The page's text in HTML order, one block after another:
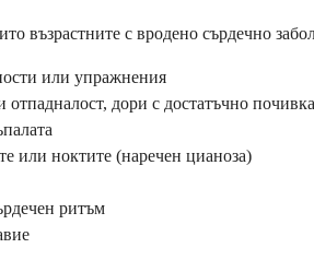
възрастните с вродено сърдечно
или упражнения
дори с достатъчно почивка
или ноктите (наречен цианоза)
ритъм